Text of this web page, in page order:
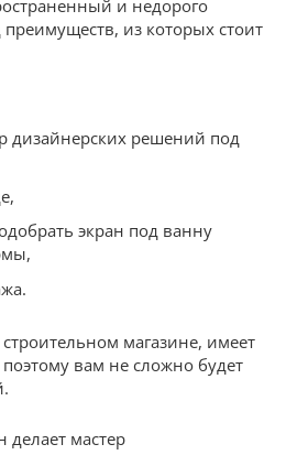
и недорого
из которых стоит
дизайнерских решений под
экран под ванну
магазине, имеет
вам не сложно будет
делает мастер